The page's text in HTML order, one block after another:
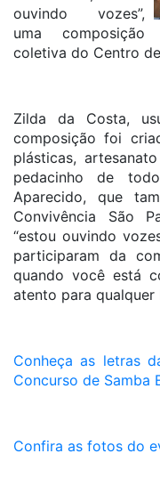
ouvindo vozes”,
uma composição
coletiva do Centro
Zilda da Costa,
composição foi
plásticas,
pedacinho de
Aparecido, que
Convivência São
“estou ouvindo
participaram da
quando você está
atento para qualquer
Conheça as letras
Concurso de Samba
Confira as fotos do